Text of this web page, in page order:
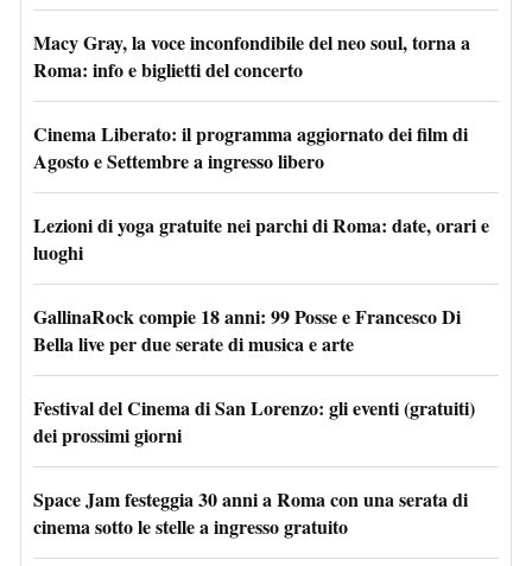
Macy Gray, la voce inconfondibile del neo soul, torna a
Roma: info e biglietti del concerto
Cinema Liberato: il programma aggiornato dei film di
Agosto e Settembre a ingresso libero
Lezioni di yoga gratuite nei parchi di Roma: date, orari e
luoghi
GallinaRock compie 18 anni: 99 Posse e Francesco Di
Bella live per due serate di musica e arte
Festival del Cinema di San Lorenzo: gli eventi (gratuiti)
dei prossimi giorni
Space Jam festeggia 30 anni a Roma con una serata di
cinema sotto le stelle a ingresso gratuito